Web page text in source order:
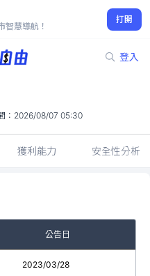
智慧導航！
打開
登入
： 2026/08/07 05:30
獲利能力 安全性分析
公告日
2023/03/28